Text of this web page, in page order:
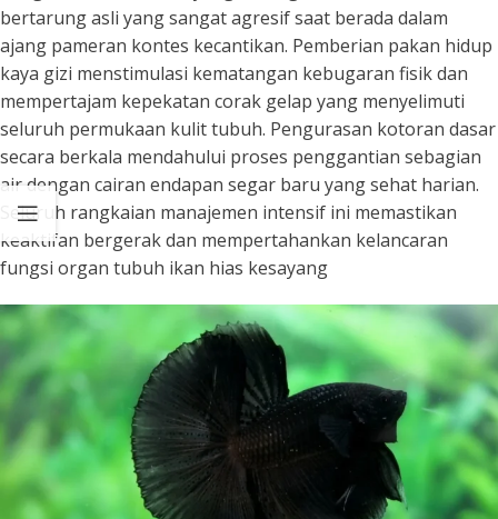
bertarung asli yang sangat agresif saat berada dalam
ajang pameran kontes kecantikan. Pemberian pakan hidup
kaya gizi menstimulasi kematangan kebugaran fisik dan
mempertajam kepekatan corak gelap yang menyelimuti
seluruh permukaan kulit tubuh. Pengurasan kotoran dasar
secara berkala mendahului proses penggantian sebagian
air dengan cairan endapan segar baru yang sehat harian.
Seluruh rangkaian manajemen intensif ini memastikan
keaktifan bergerak dan mempertahankan kelancaran
fungsi organ tubuh ikan hias kesayang